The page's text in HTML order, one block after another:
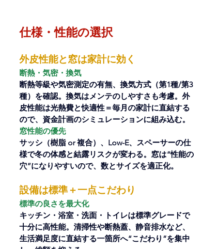
仕様・性能の選択
外皮性能と窓は家計に効く
断熱・気密・換気
断熱等級や気密測定の有無、換気方式（第1種/第3
種）を確認。換気はメンテのしやすさも考慮。外
皮性能は光熱費と快適性＝毎月の家計に直結する
ので、資金計画のシミュレーションに組み込む。
窓性能の優先
サッシ（樹脂 or 複合）、Low-E、スペーサーの仕
様で冬の体感と結露リスクが変わる。窓は“性能の
穴”になりやすいので、数とサイズを適正化。
設備は標準＋一点こだわり
標準の良さを最大化
キッチン・浴室・洗面・トイレは標準グレードで
十分に高性能。清掃性や断熱蓋、静音排水など、
生活満足度に直結する一箇所へ“こだわり”を集中